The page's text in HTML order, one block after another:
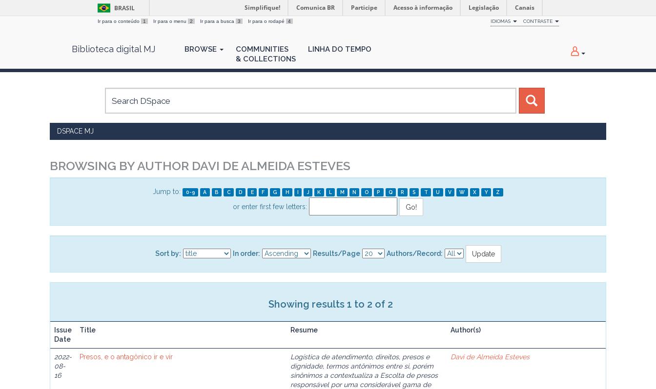
BRASIL Simplifique! Comunica BR Participe Acesso à informação Legislação Canais
Ir para o conteúdo 1 Ir para o menu 2 Ir para a busca 3 Ir para o rodapé 4 IDIOMAS CONTRASTE
Biblioteca digital MJ BROWSE
COMMUNITIES
& COLLECTIONS
LINHA DO TEMPO
DSPACE MJ
BROWSING BY AUTHOR DAVI DE ALMEIDA ESTEVES
Jump to: 0-9 A B C D E F G H I J K L M N O P Q R S T U V W X Y Z
or enter first few letters:
Sort by: In order: Results/Page Authors/Record:
Showing results 1 to 2 of 2
Issue
Date
Title Resume Author(s)
2022-
08-
16
Presos, e o antagônico ir e vir
Logística de atendimento, direitos, presos e
dignidade, termos antônimos entre si, porém
sinônimos a contextualiza a Escolta de presos
responsável por uma considerável gama de
Davi de Almeida Esteves